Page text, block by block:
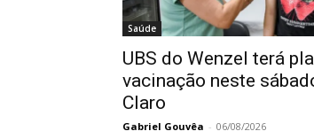
Saúde
UBS do Wenzel terá
vacinação neste
Claro
Gabriel Gouvêa - 06/08/2026